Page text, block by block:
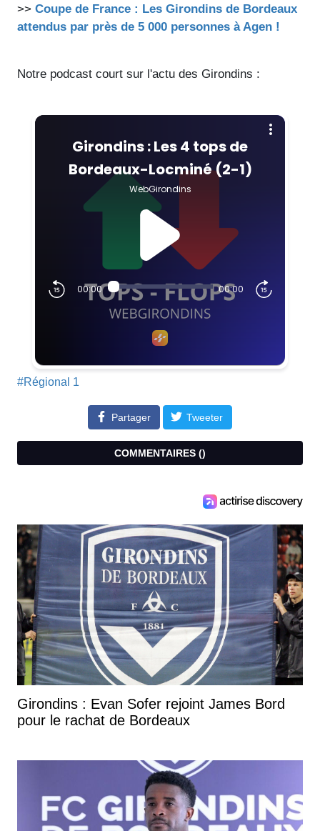
>> Coupe de France : Les Girondins de Bordeaux
attendus par près de 5 000 personnes à Agen !
Notre podcast court sur l'actu des Girondins :
#Régional 1
Partager Tweeter
COMMENTAIRES ()
Girondins : Evan Sofer rejoint James Bord
pour le rachat de Bordeaux